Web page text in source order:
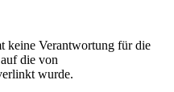
keine Verantwortung für die
die von
wurde.